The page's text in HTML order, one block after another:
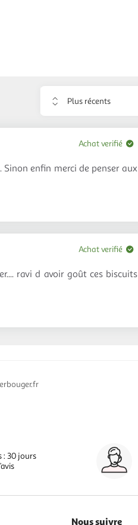
Trier
avis
enfin merci de penser aux
Achat verifié
ravi d avoir goût ces biscuits
Achat verifié
: 30 jours
Nous suivre